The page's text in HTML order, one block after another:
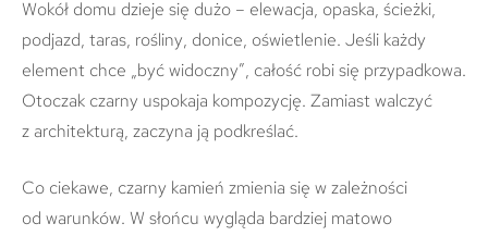
Wokół domu dzieje się dużo – elewacja, opaska, ścieżki,
podjazd, taras, rośliny, donice, oświetlenie. Jeśli każdy
element chce „być widoczny”, całość robi się przypadkowa.
Otoczak czarny uspokaja kompozycję. Zamiast walczyć
z architekturą, zaczyna ją podkreślać.
Co ciekawe, czarny kamień zmienia się w zależności
od warunków. W słońcu wygląda bardziej matowo